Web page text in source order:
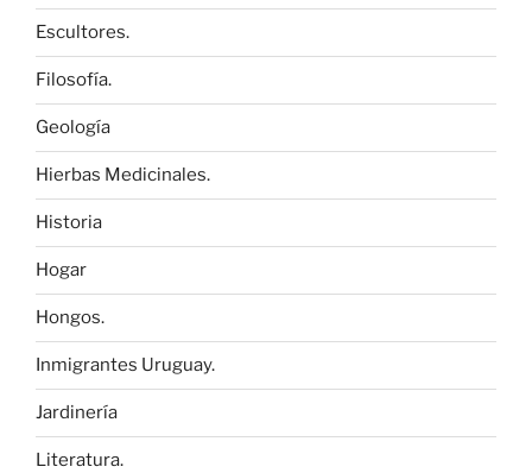
Escultores.
Filosofía.
Geología
Hierbas Medicinales.
Historia
Hogar
Hongos.
Inmigrantes Uruguay.
Jardinería
Literatura.